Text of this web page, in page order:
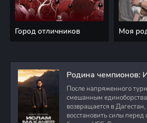
Город отличников Моя
Родина чемпионов:
После напряженного
смешанным
возвращается в
восстановить силы